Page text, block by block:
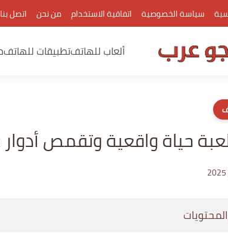
سياسة الخصوصية اتفاقية الاستخدام من نحن اتصل بنا
ألعاب للهاتفتطبيقات للهاتف
حياة واقعية وتقمص